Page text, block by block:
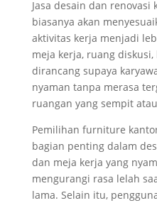
Jasa desain dan
biasanya akan
aktivitas kerja menjadi
meja kerja, ruang
dirancang supaya
nyaman tanpa merasa
ruangan yang sempit
Pemilihan furniture
bagian penting dalam
dan meja kerja yang
mengurangi rasa lelah
lama. Selain itu,